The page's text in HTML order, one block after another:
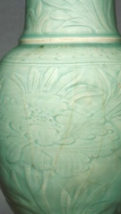
céladon
lequel
incisé. Sur
: frise de motifs
Sur la panse :
fleuris de
pied : stries
Sous la base,
rouge brique